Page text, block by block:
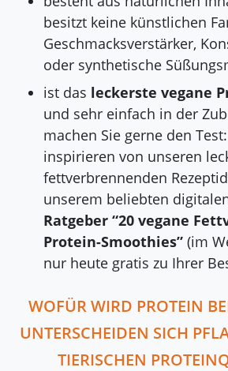
besitzt keine künstlichen
Geschmacksverstärker,
oder synthetische
ist das leckerste vegane
und sehr einfach in der
machen Sie gerne den
inspirieren von unseren
fettverbrennenden
unserem beliebten
Ratgeber “20 vegane
Protein-Smoothies” (im
nur heute gratis zu Ihrer
WOFÜR WIRD PROTEIN
UNTERSCHEIDEN SICH
TIERISCHEN